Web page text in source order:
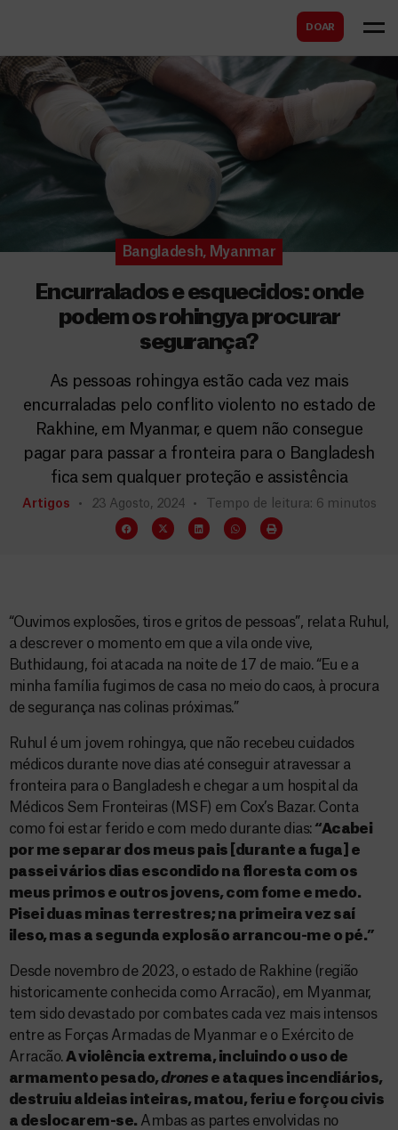
DOAR
r
Bangladesh, Myanmar
Encurralados e esquecidos: onde
podem os rohingya procurar
segurança?
As pessoas rohingya estão cada vez mais
encurraladas pelo conflito violento no estado de
Rakhine, em Myanmar, e quem não consegue
pagar para passar a fronteira para o Bangladesh
fica sem qualquer proteção e assistência
Artigos 23 Agosto, 2024 Tempo de leitura: 6 minutos
“Ouvimos explosões, tiros e gritos de pessoas”, relata Ruhul,
a descrever o momento em que a vila onde vive,
Buthidaung, foi atacada na noite de 17 de maio. “Eu e a
minha família fugimos de casa no meio do caos, à procura
de segurança nas colinas próximas.”
Ruhul é um jovem rohingya, que não recebeu cuidados
médicos durante nove dias até conseguir atravessar a
fronteira para o Bangladesh e chegar a um hospital da
Médicos Sem Fronteiras (MSF) em Cox’s Bazar. Conta
como foi estar ferido e com medo durante dias: “Acabei
por me separar dos meus pais [durante a fuga] e
passei vários dias escondido na floresta com os
meus primos e outros jovens, com fome e medo.
Pisei duas minas terrestres; na primeira vez saí
ileso, mas a segunda explosão arrancou-me o pé.”
Desde novembro de 2023, o estado de Rakhine (região
historicamente conhecida como Arracão), em Myanmar,
tem sido devastado por combates cada vez mais intensos
entre as Forças Armadas de Myanmar e o Exército de
Arracão. A violência extrema, incluindo o uso de
armamento pesado,drones e ataques incendiários,
destruiu aldeias inteiras, matou, feriu e forçou civis
a deslocarem-se. Ambas as partes envolvidas no
s
r